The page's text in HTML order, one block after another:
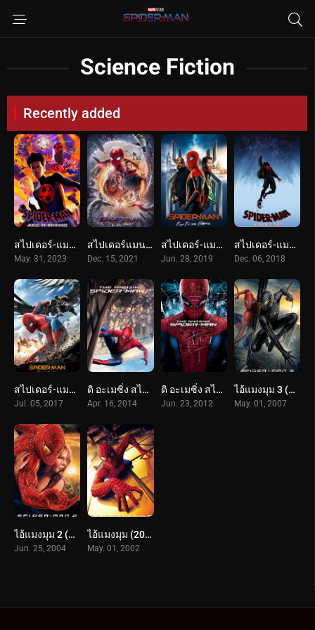
Science Fiction
Recently added
สไปเดอร์-แมน: ผงาดข้ามจักรวาลแมงมุม (2023) Spider-Man: Across the Spider-Verse
May. 31, 2023
สไปเดอร์แมน โน เวย์ โฮม (2021) Spider-Man: No Way Home
Dec. 15, 2021
สไปเดอร์-แมน: ฟาร์ ฟอร์ม โฮม (2019) Spider-Man: Far From Home
Jun. 28, 2019
สไปเดอร์-แมน: ผงาดสู่จักรวาล-แมงมุม (2018) Spider-Man: Into the Spider-Verse
Dec. 06, 2018
สไปเดอร์-แมน: โฮมคัมมิ่ง (2017) Spider-Man: Homecoming
Jul. 05, 2017
ดิ อะเมซิ่ง สไปเดอร์แมน 2 : ผงาดจอมอสูรกายสายฟ้า (2014) The Amazing Spider-Man 2
Apr. 16, 2014
ดิ อะเมซิ่ง สไปเดอร์แมน (2012) The Amazing Spider-Man
Jun. 23, 2012
ไอ้แมงมุม 3 (2007) Spider-Man 3
May. 01, 2007
ไอ้แมงมุม 2 (2004) Spider-Man 2
Jun. 25, 2004
ไอ้แมงมุม (2002) Spider-Man
May. 01, 2002